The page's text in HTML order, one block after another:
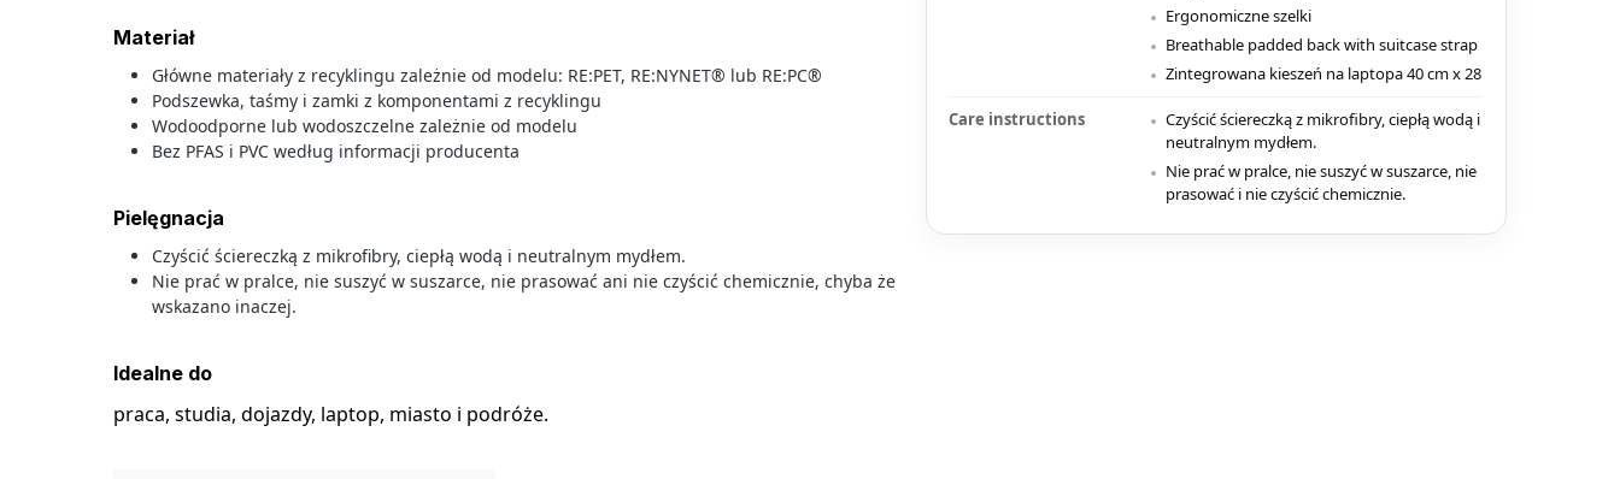
Materiał
Główne materiały z recyklingu zależnie od modelu: RE:PET, RE:NYNET® lub RE:PC®
Podszewka, taśmy i zamki z komponentami z recyklingu
Wodoodporne lub wodoszczelne zależnie od modelu
Bez PFAS i PVC według informacji producenta
Pielęgnacja
Czyścić ściereczką z mikrofibry, ciepłą wodą i neutralnym mydłem.
Nie prać w pralce, nie suszyć w suszarce, nie prasować ani nie czyścić chemicznie, chyba że
wskazano inaczej.
Idealne do
praca, studia, dojazdy, laptop, miasto i podróże.
Ergonomiczne szelki
Breathable padded back with suitcase strap
Zintegrowana kieszeń na laptopa 40 cm x 28
Care instructions
Czyścić ściereczką z mikrofibry, ciepłą wodą i
neutralnym mydłem.
Nie prać w pralce, nie suszyć w suszarce, nie
prasować i nie czyścić chemicznie.